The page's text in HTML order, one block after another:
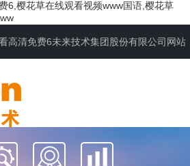
6,樱花草在线观看视频www国语,樱花草
高清免费6未来技术集团股份有限公司网站
网站首页